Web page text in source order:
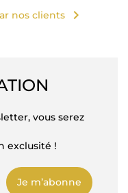
nos clients chevron_right
vous serez
exclusité !
Je m’abonne